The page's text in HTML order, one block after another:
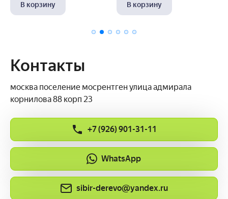
В корзину В корзину
Контакты
москва поселение мосрентген улица адмирала
корнилова 88 корп 23
+7 (926) 901-31-11
WhatsApp
sibir-derevo@yandex.ru